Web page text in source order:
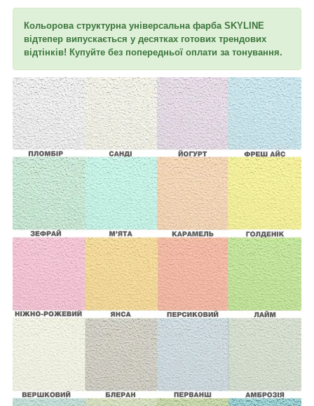
Кольорова структурна універсальна фарба SKYLINE
відтепер випускається у десятках готових трендових
відтінків! Купуйте без попередньої оплати за тонування.